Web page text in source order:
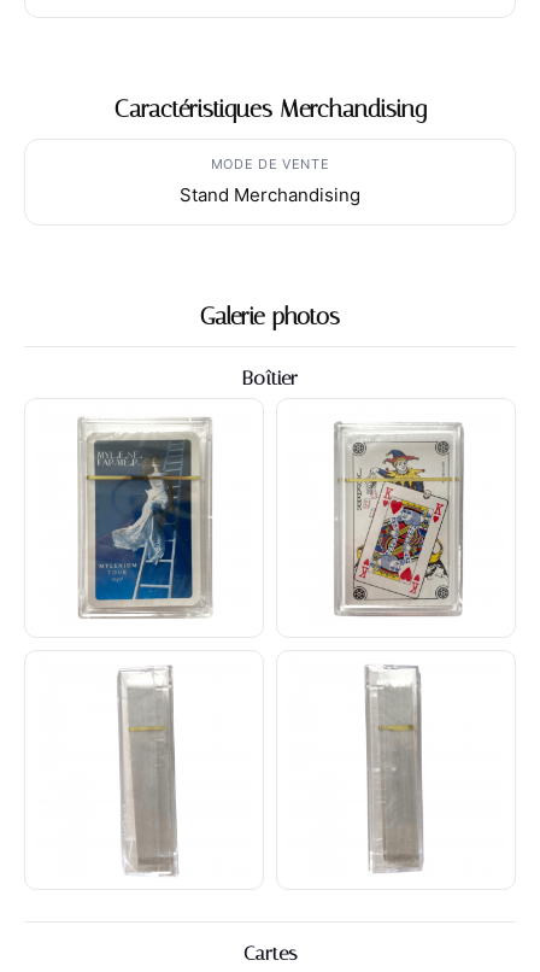
Caractéristiques Merchandising
MODE DE VENTE
Stand Merchandising
Galerie photos
Boîtier
Cartes